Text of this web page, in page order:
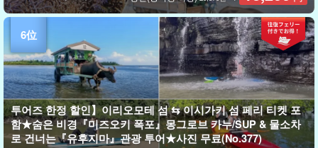
투어즈 한정 할인】이리오모테 섬 ⇆ 이시가키 섬 페리 티켓 포
함★숨은 비경『미즈오키 폭포』몽그로브 카누/SUP & 물소차
로 건너는『유후지마』관광 투어★사진 무료(No.377)